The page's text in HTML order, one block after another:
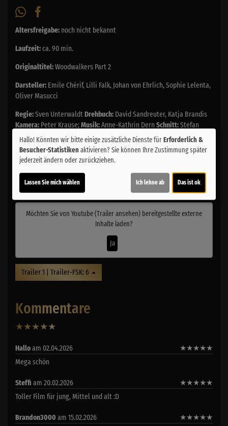
Altersfreigabe: noch nicht bekannt
Laufzeit:ca. 90 min.
Originaltitel:Woodwalkers Part 2
Darsteller: Emile Chérif, Lilli Falk, Johan von Ehrlich, Sophie Lelenta,
Oliver Masucci
Regie:Sven UnterwaldtDrehbuch: David Sandreuter, Katja Brandis
Kamera: Peter Krause;Musik:Anne-Kathrin Dern Schnitt:Stefan
Essl; Genre: Fantasy, Familie, Abenteuer Land:
Österreich, Belgien,
Deutschland, Italien 2025Verleih:Studiocanal
Inhalte zum Teil von
© CINEPROG ...macht Lust auf Ihr Kino!
Möchten Sie von Youtube (Trailer ansehen) bereitgestellte externe
Inhalte laden?
Ja
Trailer 1 | Trailer-FSK: 6
Kommentare
★★★★★
Halloam 02.04.2026 ★★★★★
Mega schön
Steffi am 20.02.2026 ★★★★★
Toller Film für jung, Mittel und alt :D
Brandon3000 am 15.02.2026 ★★★★★
Hallo! Könnten wir bitte einige zusätzliche Dienste fürErforderlich &
Besucher-Statistikenaktivieren? Sie können Ihre Zustimmung später
jederzeit ändern oder zurückziehen.
Lassen Sie mich wählen Ich lehne ab Das ist ok